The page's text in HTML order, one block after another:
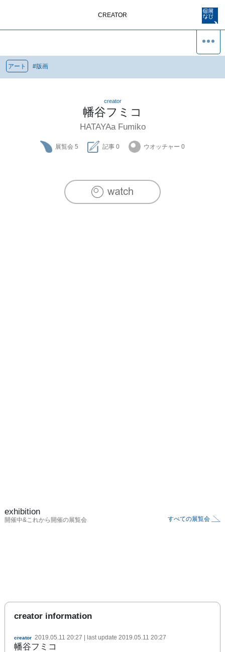
CREATOR
アート #版画
creator
幡谷フミコ
HATAYAa Fumiko
展覧会 5 記事 0 ウオッチャー 0
exhibition
開催中&これから開催の展覧会 すべての展覧会
creator information
creator 2019.05.11 20:27 | last update 2019.05.11 20:27
幡谷フミコ